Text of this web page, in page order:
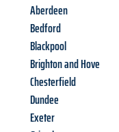
Aberdeen
Bedford
Blackpool
Brighton and Hove
Chesterfield
Dundee
Exeter